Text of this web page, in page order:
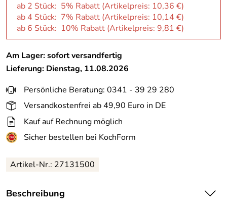
ab 2 Stück: 5% Rabatt (Artikelpreis: 10,36 €)
ab 4 Stück: 7% Rabatt (Artikelpreis: 10,14 €)
ab 6 Stück: 10% Rabatt (Artikelpreis: 9,81 €)
Am Lager: sofort versandfertig
Lieferung: Dienstag, 11.08.2026
Persönliche Beratung: 0341 - 39 29 280
Versandkostenfrei ab 49,90 Euro in DE
Kauf auf Rechnung möglich
Sicher bestellen bei KochForm
Artikel-Nr.: 27131500
Beschreibung